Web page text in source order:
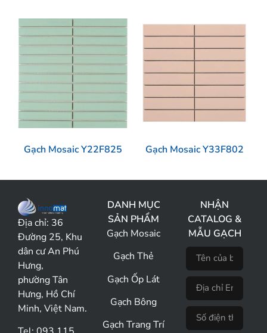
Gạch Mosaic Y22F825 Gạch Mosaic Y33F802
Địa chỉ: 36
Đường 25, Khu
dân cư An Phú
Hưng,
phường Tân
Hưng, Hồ Chí
Minh, Việt Nam.
DANH MỤC
SẢN PHẨM
Gạch Mosaic
Gạch Thẻ
Gạch Ốp Lát
Gạch Bông
Gạch Trang Trí
NHẬN
CATALOG &
MẪU GẠCH